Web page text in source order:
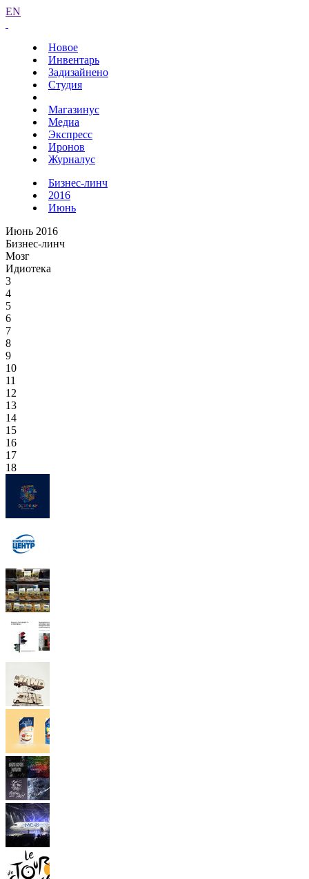
EN
Новое
Инвентарь
Задизайнено
Студия
Магазинус
Медиа
Экспресс
Иронов
Журналус
Бизнес-линч
2016
Июнь
Июнь 2016
Бизнес-линч
Мозг
Идиотека
3
4
5
6
7
8
9
10
11
12
13
14
15
16
17
18